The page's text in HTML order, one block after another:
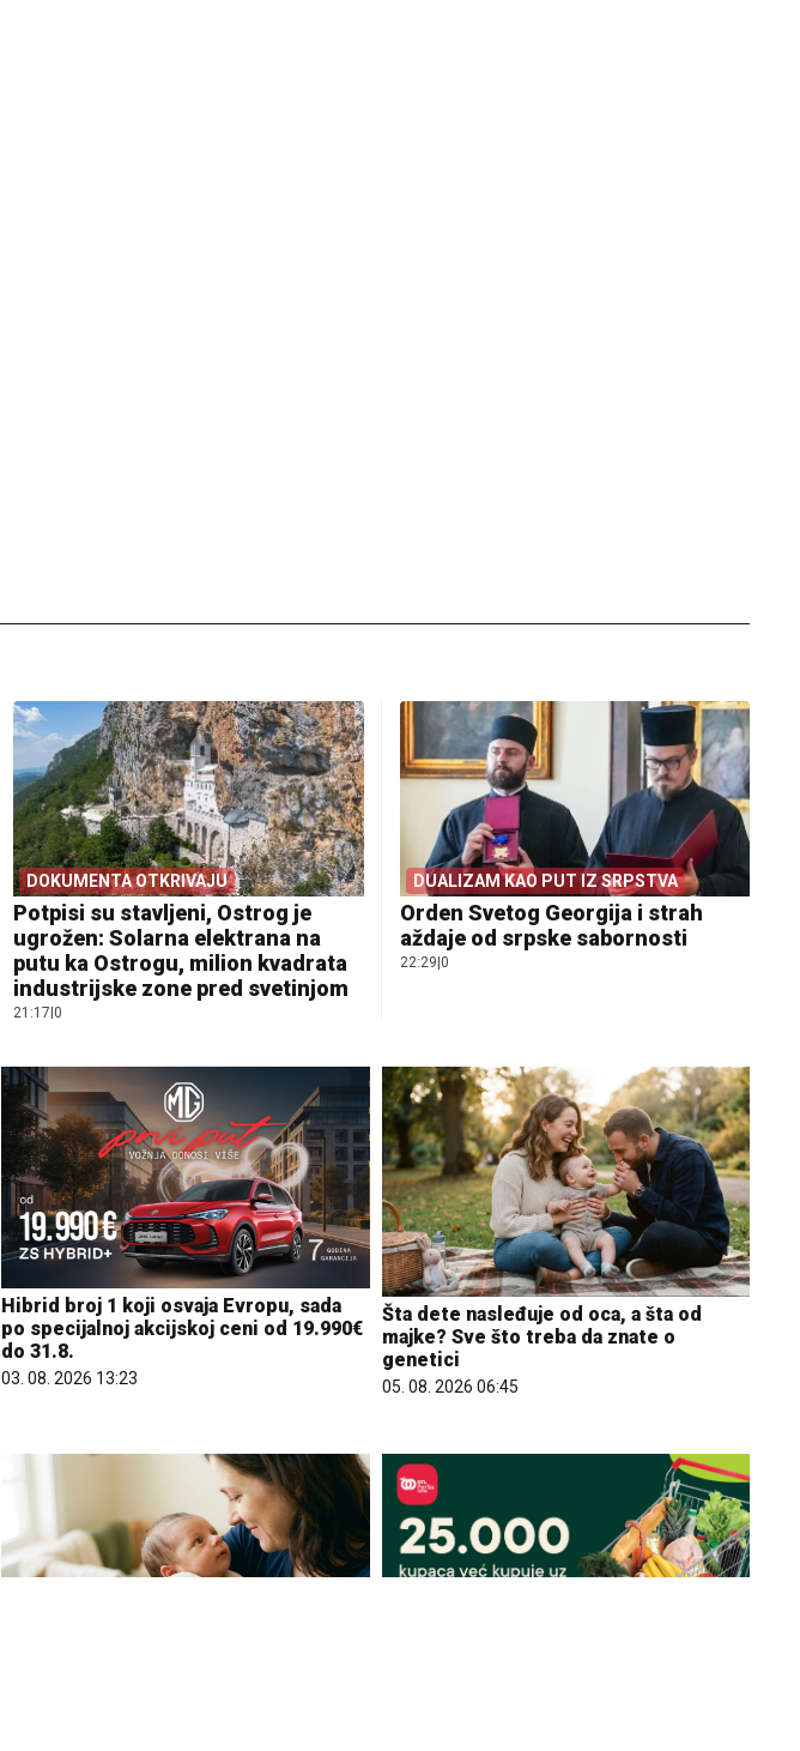
DOKUMENTA OTKRIVAJU
Potpisi su stavljeni, Ostrog je
ugrožen: Solarna elektrana na
putu ka Ostrogu, milion kvadrata
industrijske zone pred svetinjom
21:17 0
DUALIZAM KAO PUT IZ SRPSTVA
Orden Svetog Georgija i strah
aždaje od srpske sabornosti
22:29 0
Hibrid broj 1 koji osvaja Evropu, sada
po specijalnoj akcijskoj ceni od 19.990€
do 31.8.
03. 08. 2026 13:23
Šta dete nasleđuje od oca, a šta od
majke? Sve što treba da znate o
genetici
05. 08. 2026 06:45